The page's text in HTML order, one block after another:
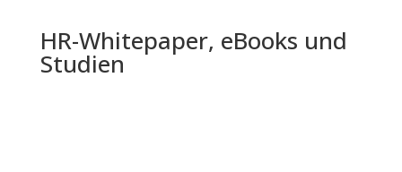
HR-Whitepaper, eBooks und
Studien